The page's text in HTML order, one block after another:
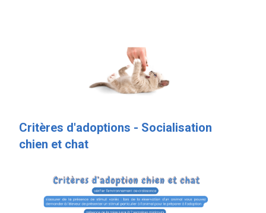
Critères d'adoptions - Socialisation
chien et chat